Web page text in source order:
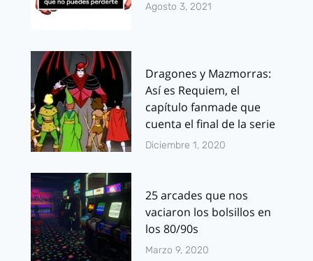
Agosto 3, 2021
Dragones y Mazmorras:
Así es Requiem, el
capítulo fanmade que
cuenta el final de la serie
Diciembre 1, 2020
25 arcades que nos
vaciaron los bolsillos en
los 80/90s
Marzo 9, 2020